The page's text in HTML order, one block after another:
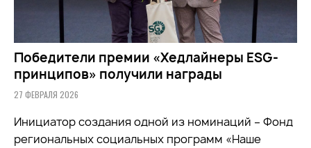
Победители премии «Хедлайнеры ESG-
принципов» получили награды
27 ФЕВРАЛЯ 2026
Инициатор создания одной из номинаций – Фонд
региональных социальных программ «Наше